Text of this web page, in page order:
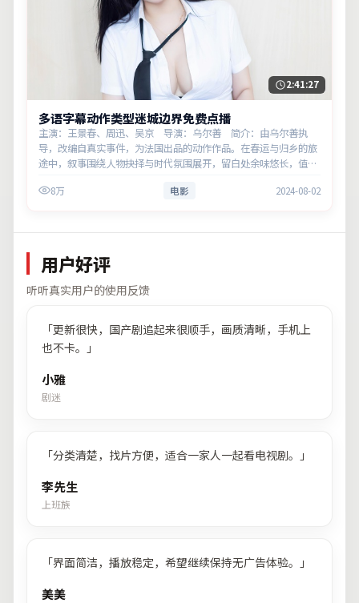
2:41:27
多语字幕动作类型迷城边界免费点播
主演：王景春、周迅、吴京 导演：乌尔善 简介：由乌尔善执
导，改编自真实事件，为法国出品的动作作品。在春运与归乡的旅
途中，叙事围绕人物抉择与时代氛围展开，留白处余味悠长，值得
8万 电影 2024-08-02
用户好评
听听真实用户的使用反馈
「更新很快，国产剧追起来很顺手，画质清晰，手机上
也不卡。
」
小雅
剧迷
「分类清楚，找片方便，适合一家人一起看电视剧。 」
李先生
上班族
「界面简洁，播放稳定，希望继续保持无广告体验。 」
美美